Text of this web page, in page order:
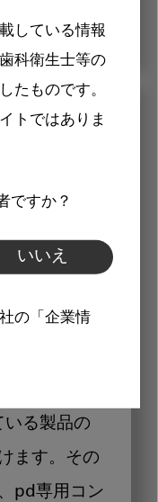
している情報
科衛生士等の
たものです。
トではありま
ですか？
いいえ
の「企業情
能
る製品の
ます。その
pd専用コン